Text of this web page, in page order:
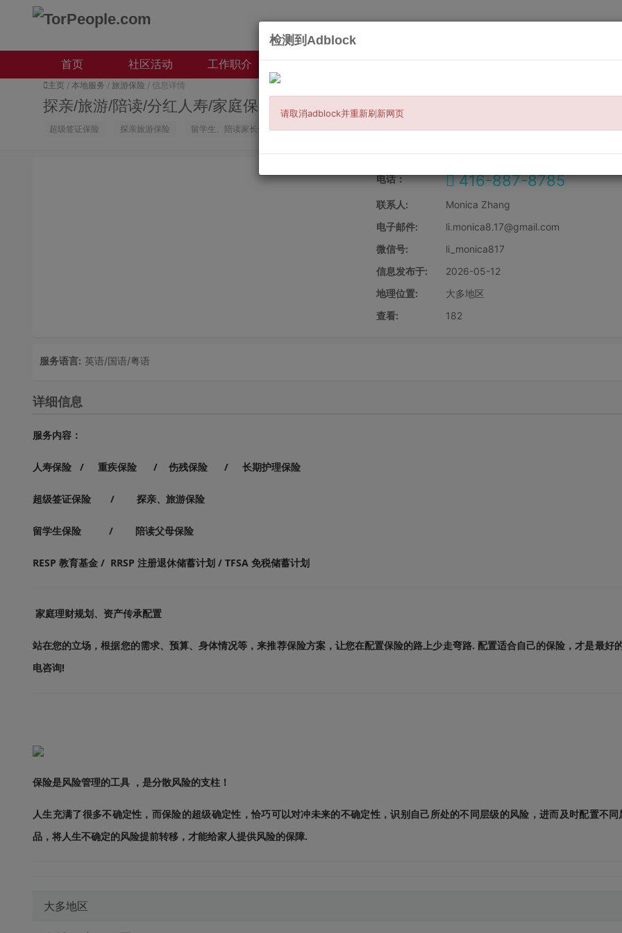
首页 社区活动 工作职介 本地服务 买与卖 汽车相关 宠物与钓鱼 房
主页 / 本地服务 / 旅游保险 / 信息详情
探亲/旅游/陪读/分红人寿/家庭保险规划
超级签证保险 探亲旅游保险 留学生、陪读家长保险 人寿保险
电话： 416-887-8785
联系人:
Monica Zhang
电子邮件:
li.monica8.17@gmail.com
微信号:
li_monica817
信息发布于:
2026-05-12
地理位置:
大多地区
查看:
182
服务语言: 英语/国语/粤语
详细信息
服务内容：
人寿保险 / 重疾保险 / 伤残保险 / 长期护理保险
超级签证保险 / 探亲、旅游保险
留学生保险 / 陪读父母保险
RESP 教育基金 / RRSP 注册退休储蓄计划 / TFSA 免税储蓄计划
家庭理财规划、资产传承配置
站在您的立场，根据您的需求、预算、身体情况等，来推荐保险方案，让您在配置保险的路上少走弯路. 配置适合自己的保险，才是最好
电咨询!
保险是风险管理的工具 ，是分散风险的支柱！
人生充满了很多不确定性，而保险的超级确定性，恰巧可以对冲未来的不确定性，识别自己所处的不同层级的风险，进而及时配置不
品，将人生不确定的风险提前转移，才能给家人提供风险的保障.
大多地区
检测到Adblock
请取消adblock并重新刷新网页